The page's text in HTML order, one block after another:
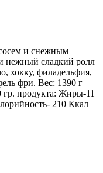
и снежным
нежный сладкий ролл
хокку, филадельфия,
фри. Вес: 1390 г
гр. продукта: Жиры-11
210 Ккал